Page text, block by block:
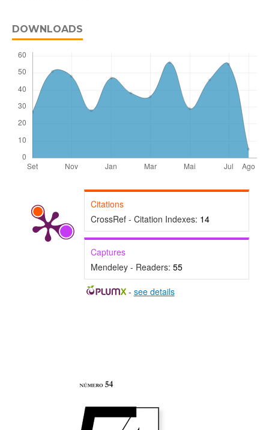
DOWNLOADS
Citations
CrossRef - Citation Indexes: 14
Captures
Mendeley - Readers: 55
- see details